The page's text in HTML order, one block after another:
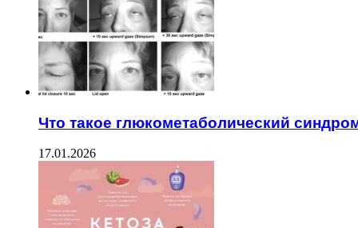
Что такое глюкометаболический
17.01.2026